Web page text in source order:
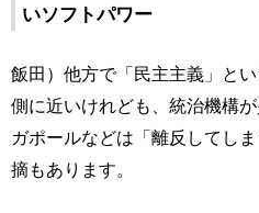
いソフトパワー
飯田）他方で「民主主義」と
側に近いけれども、統治機構
ガポールなどは「離反してし
摘もあります。